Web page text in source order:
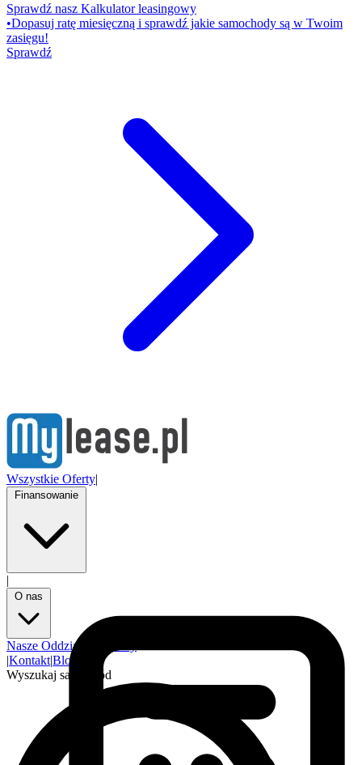
Sprawdź nasz Kalkulator leasingowy
•Dopasuj ratę miesięczną i sprawdź jakie samochody są w Twoim
zasięgu!
Sprawdź
Wszystkie Oferty|
|
Nasze Oddziały
|Kontakt|Blog
Wyszukaj samochód